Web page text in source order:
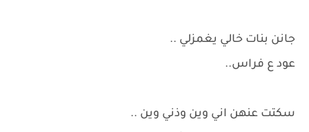
جانن بنات خالي يغمزلي ..
عود ع فراس..
سكتت عنهن اني وين وذني وين ..